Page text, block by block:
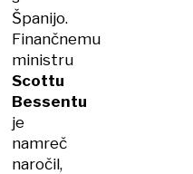
Španijo.
Finančnemu
ministru
Scottu
Bessentu
je
namreč
naročil,